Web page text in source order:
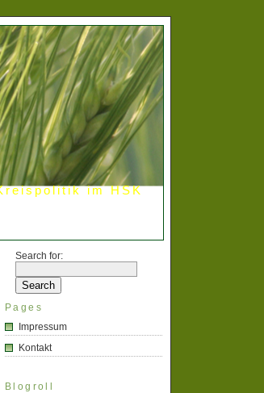
im HSK
Search for:
Pages
Impressum
Kontakt
Blogroll